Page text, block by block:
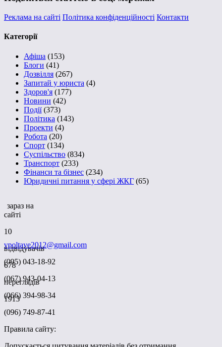
Реклама на сайті Політика конфіденційності Контакти
Категорії
Афіша (153)
Блоги (41)
Дозвілля (267)
Запитай у юриста (4)
Здоров'я (177)
Новини (42)
Події(373)
Політика (143)
Проекти (4)
Робота (20)
Спорт (134)
Суспільство (834)
Транспорт (233)
Фінанси та бізнес (234)
Юридичні питання у сфері ЖКГ (65)
зараз на
сайті
10
відвідувачів
678
переглядів
1913
vpoltave2012@gmail.com
(095) 043-18-92
(067) 943-04-13
(066) 394-98-34
(096) 749-87-41
Правила сайту: